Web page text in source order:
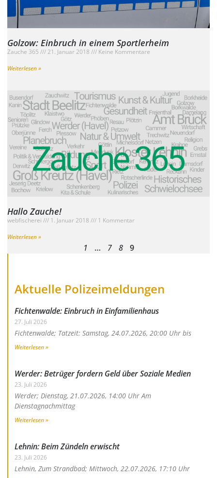
Golzow: Einbruch in einem Sportlerheim
Zauche 365 21. Januar 2018
Keine Kommentare
Weiterlesen »
Hallo Zauche!
webfischerei 1. Januar 2018
1 Kommentar
Weiterlesen »
1 … 7 8 9
Aktuelle Polizeimeldungen
Fichtenwalde: Einbruch in Einfamilienhaus
27. Juli 2026
Fichtenwalde; Tatzeit: Samstag, 24.07.2026, 20:00 Uhr bis
Weiterlesen »
Werder: Betrüger fordern Geld über Soziale Medien
23. Juli 2026
Werder; Dienstag, 21.07.2026, 14:00 Uhr Am
Dienstagnachmittag
Weiterlesen »
Lehnin: Beim Zündeln erwischt
23. Juli 2026
Lehnin, Zum Strandbad; Mittwoch, 22.07.2026, 17:10 Uhr